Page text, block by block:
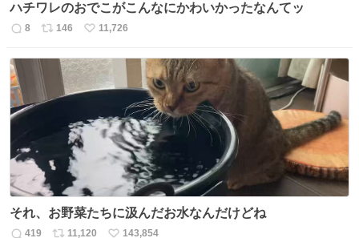
ハチワレのおでこがこんなにかわいかったなんてッ
返
数
8
リ
ス
ト
数
146
い
ね
数
11,726
それ、お野菜たちに汲んだお水なんだけどね
419 11,120 143,854